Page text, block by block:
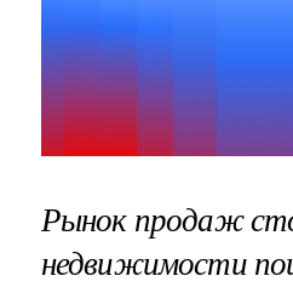
Рынок продаж
недвижимости